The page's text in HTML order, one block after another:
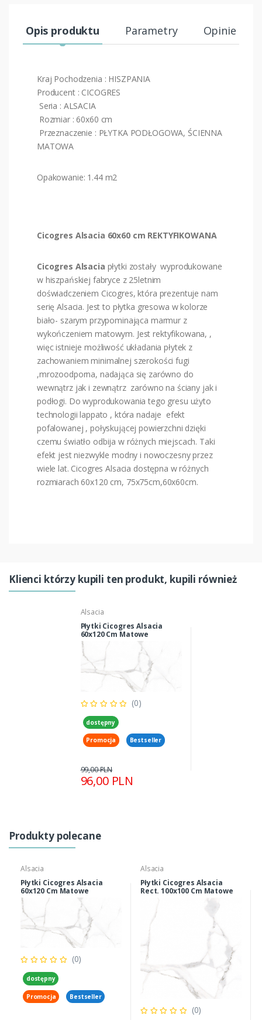
Opis produktu Parametry Opinie (0)
Kraj Pochodzenia : HISZPANIA
Producent : CICOGRES
Seria : ALSACIA
Rozmiar : 60x60 cm
Przeznaczenie : PŁYTKA PODŁOGOWA, ŚCIENNA
MATOWA
Opakowanie: 1.44 m2
Cicogres Alsacia 60x60 cm REKTYFIKOWANA
Cicogres Alsacia płytki zostały wyprodukowane
w hiszpańskiej fabryce z 25letnim
doświadczeniem Cicogres, która prezentuje nam
serię Alsacia. Jest to płytka gresowa w kolorze
biało- szarym przypominająca marmur z
wykończeniem matowym. Jest rektyfikowana, ,
więc istnieje możliwość układania płytek z
zachowaniem minimalnej szerokości fugi
,mrozoodporna, nadająca się zarówno do
wewnątrz jak i zewnątrz zarówno na ściany jak i
podłogi. Do wyprodukowania tego gresu użyto
technologii lappato , która nadaje efekt
pofalowanej , połyskującej powierzchni dzięki
czemu światło odbija w różnych miejscach. Taki
efekt jest niezwykle modny i nowoczesny przez
wiele lat. Cicogres Alsacia dostępna w różnych
rozmiarach 60x120 cm, 75x75cm,60x60cm.
Klienci którzy kupili ten produkt, kupili również
Alsacia
Płytki Cicogres Alsacia
60x120 Cm Matowe
(0)
dostępny
Promocja Bestseller
96,00 PLN
99,00 PLN
Produkty polecane
Alsacia
Płytki Cicogres Alsacia
60x120 Cm Matowe
(0)
dostępny
Promocja Bestseller
Alsacia
Płytki Cicogres Alsacia
Rect. 100x100 Cm Matowe
(0)